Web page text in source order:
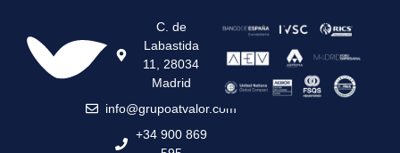
C. de
Labastida
11, 28034
Madrid
info@grupoatvalor.com
+34 900 869